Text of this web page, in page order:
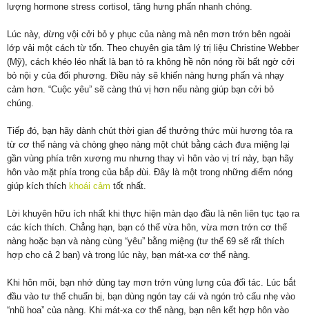
lượng hormone stress cortisol, tăng hưng phấn nhanh chóng.
Lúc này, đừng vội cởi bỏ y phục của nàng mà nên mơn trớn bên ngoài
lớp vải một cách từ tốn. Theo chuyên gia tâm lý trị liệu Christine Webber
(Mỹ), cách khéo léo nhất là bạn tỏ ra không hề nôn nóng rồi bất ngờ cởi
bỏ nội y của đối phương. Điều này sẽ khiến nàng hưng phấn và nhạy
cảm hơn. “Cuộc yêu” sẽ càng thú vị hơn nếu nàng giúp bạn cởi bỏ
chúng.
Tiếp đó, bạn hãy dành chút thời gian để thưởng thức mùi hương tỏa ra
từ cơ thể nàng và chòng ghẹo nàng một chút bằng cách đưa miệng lại
gần vùng phía trên xương mu nhưng thay vì hôn vào vị trí này, bạn hãy
hôn vào mặt phía trong của bắp đùi. Đây là một trong những điểm nóng
giúp kích thích khoái cảm tốt nhất.
Lời khuyên hữu ích nhất khi thực hiện màn dạo đầu là nên liên tục tạo ra
các kích thích. Chẳng hạn, bạn có thể vừa hôn, vừa mơn trớn cơ thể
nàng hoặc bạn và nàng cùng “yêu” bằng miệng (tư thế 69 sẽ rất thích
hợp cho cả 2 bạn) và trong lúc này, bạn mát-xa cơ thể nàng.
Khi hôn môi, bạn nhớ dùng tay mơn trớn vùng lưng của đối tác. Lúc bắt
đầu vào tư thế chuẩn bị, bạn dùng ngón tay cái và ngón trỏ cấu nhẹ vào
“nhũ hoa” của nàng. Khi mát-xa cơ thể nàng, bạn nên kết hợp hôn vào